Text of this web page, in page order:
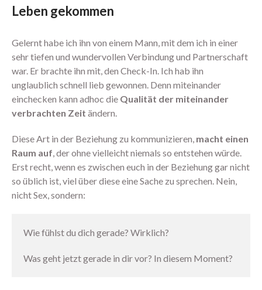
Dein Bereich
Neu hier? Starte mit diesen
Podcastfolgen
303 – Warum Erwartungen beim
302 – 11 Dinge, die alle über
Leben gekommen
Gelernt habe ich ihn von einem Mann, mit dem ich in einer
sehr tiefen und wundervollen Verbindung und Partnerschaft
war. Er brachte ihn mit, den Check-In. Ich hab ihn
unglaublich schnell lieb gewonnen. Denn miteinander
einchecken kann adhoc die Qualität der miteinander
verbrachten Zeit ändern.
Diese Art in der Beziehung zu kommunizieren, macht einen
Raum auf , der ohne vielleicht niemals so entstehen würde.
Erst recht, wenn es zwischen euch in der Beziehung gar nicht
so üblich ist, viel über diese eine Sache zu sprechen. Nein,
nicht Sex, sondern:
Wie fühlst du dich gerade? Wirklich?
Was geht jetzt gerade in dir vor? In diesem Moment?